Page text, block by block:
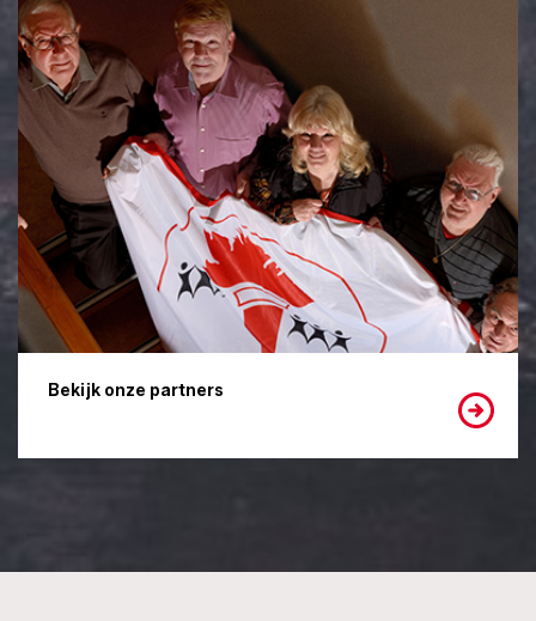
Bekijk onze partners